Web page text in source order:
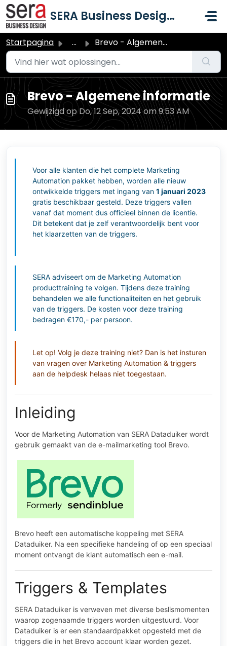
Doorgaan naar hoofdinhoud
SERA Business Design B.V.
Startpagina ... Brevo - Algemene informatie
Brevo - Algemene informatie
Gewijzigd op Do, 12 Sep, 2024 om 9:53 AM
Voor alle klanten die het complete Marketing
Automation pakket hebben, worden alle nieuw
ontwikkelde triggers met ingang van 1 januari 2023
gratis beschikbaar gesteld. Deze triggers vallen
vanaf dat moment dus officieel binnen de licentie.
Dit betekent dat je zelf verantwoordelijk bent voor
het klaarzetten van de triggers.
SERA adviseert om de Marketing Automation
producttraining te volgen. Tijdens deze training
behandelen we alle functionaliteiten en het gebruik
van de triggers. De kosten voor deze training
bedragen €170,- per persoon.
Let op! Volg je deze training niet? Dan is het insturen
van vragen over Marketing Automation & triggers
aan de helpdesk helaas niet toegestaan.
Inleiding
Voor de Marketing Automation van SERA Dataduiker wordt
gebruik gemaakt van de e-mailmarketing tool Brevo.
Brevo heeft een automatische koppeling met SERA
Dataduiker. Na een specifieke handeling of op een speciaal
moment ontvangt de klant automatisch een e-mail.
Triggers & Templates
SERA Dataduiker is verweven met diverse beslismomenten
waarop zogenaamde triggers worden uitgestuurd. Voor
Dataduiker is er een standaardpakket opgesteld met de
triggers die in het Brevo account klaar worden gezet.